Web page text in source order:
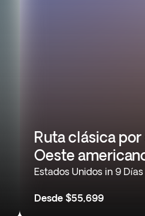
Ruta clásica por
Oeste
Estados Unidos in 9 Días
Desde $55,699